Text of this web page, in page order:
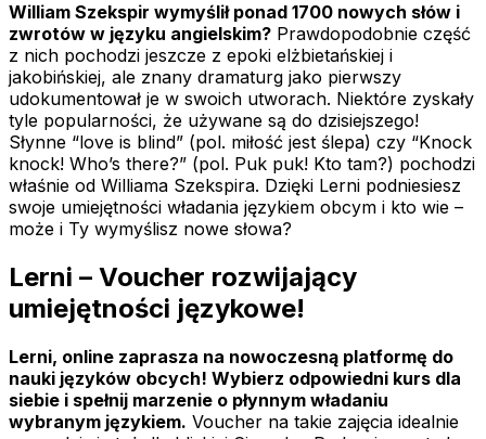
William Szekspir wymyślił ponad 1700 nowych słów i
zwrotów w języku angielskim? Prawdopodobnie część
z nich pochodzi jeszcze z epoki elżbietańskiej i
jakobińskiej, ale znany dramaturg jako pierwszy
udokumentował je w swoich utworach. Niektóre zyskały
tyle popularności, że używane są do dzisiejszego!
Słynne “love is blind” (pol. miłość jest ślepa) czy “Knock
knock! Who’s there?” (pol. Puk puk! Kto tam?) pochodzi
właśnie od Williama Szekspira. Dzięki Lerni podniesiesz
swoje umiejętności władania językiem obcym i kto wie –
może i Ty wymyślisz nowe słowa?
Lerni – Voucher rozwijający
umiejętności językowe!
Lerni, online zaprasza na nowoczesną platformę do
nauki języków obcych! Wybierz odpowiedni kurs dla
siebie i spełnij marzenie o płynnym władaniu
wybranym językiem. Voucher na takie zajęcia idealnie